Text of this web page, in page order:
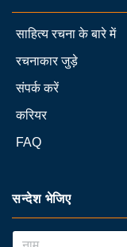
साहित्य रचना के बारे में
रचनाकार जुड़े
संपर्क करें
करियर
FAQ
सन्देश भेजिए